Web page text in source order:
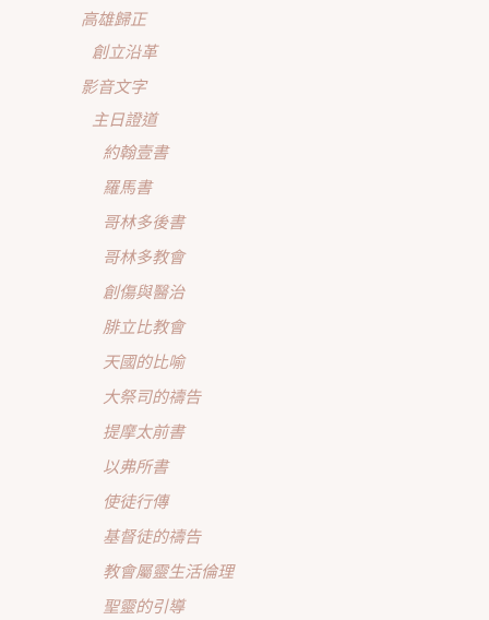
高雄歸正
創立沿革
影音文字
主日證道
約翰壹書
羅馬書
哥林多後書
哥林多教會
創傷與醫治
腓立比教會
天國的比喻
大祭司的禱告
提摩太前書
以弗所書
使徒行傳
基督徒的禱告
教會屬靈生活倫理
聖靈的引導